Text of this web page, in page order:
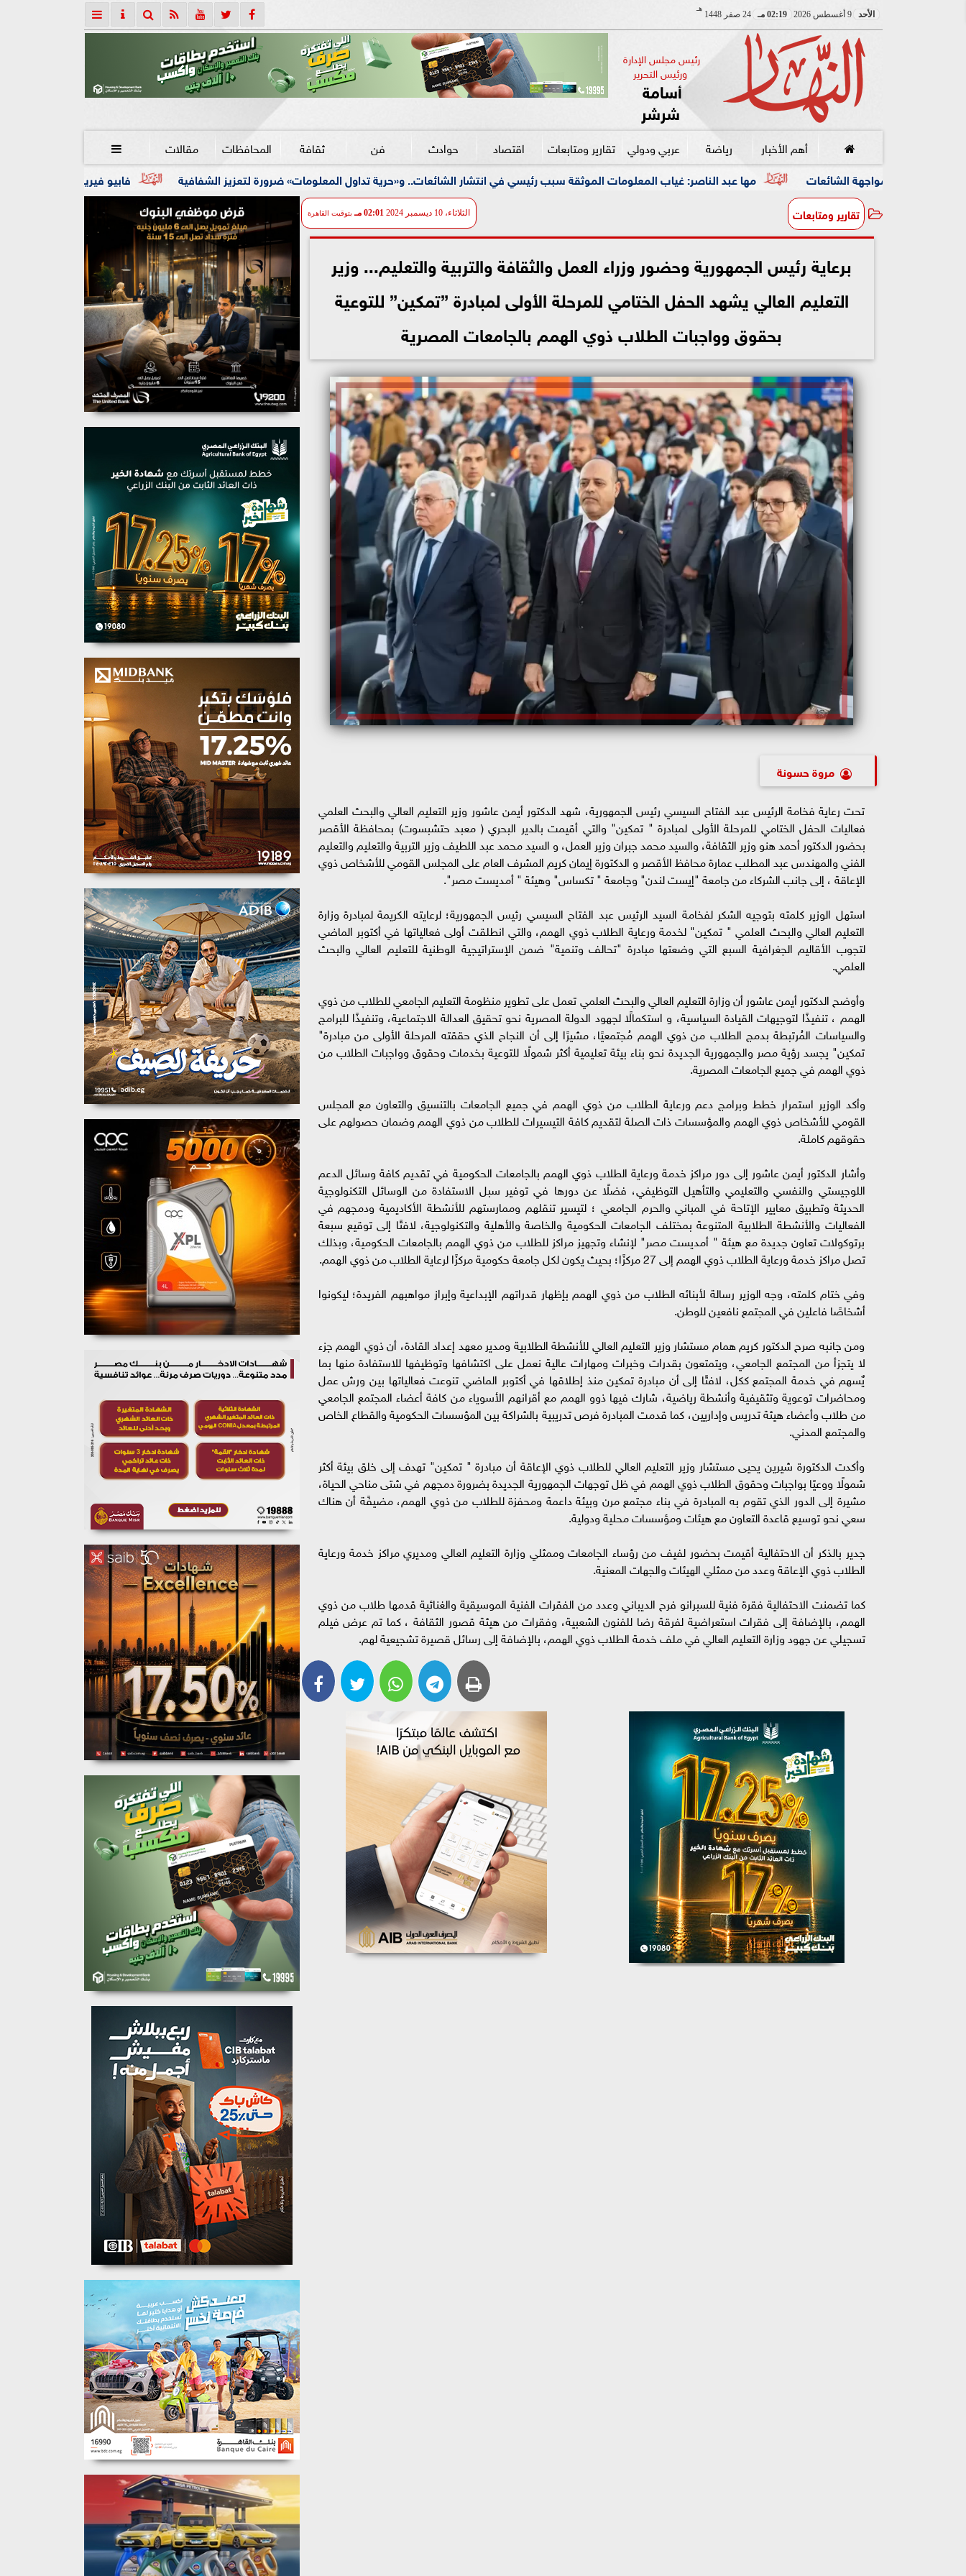
الأحد 9 أغسطس 2026 02:19 مـ 24 صفر 1448
هـ
رئيس مجلس الإدارة
ورئيس التحرير
أسامة
شرشر
أهم الأخبار رياضة عربي ودولي تقارير ومتابعات اقتصاد حوادث فن ثقافة المحافظات مقالات 
فابيو فيريرا.. محلل أداء برتغالي ينضم لجهاز مها عبد الناصر: غياب المعلومات الموثقة سبب رئيسي في انتشار الشائعات.. و«حرية تداول المعلومات» ضرورة لتعزيز الشفافية
تقارير ومتابعات الثلاثاء، 10 ديسمبر 2024 02:01 مـ بتوقيت القاهرة
برعاية رئيس الجمهورية وحضور وزراء العمل والثقافة والتربية والتعليم... وزير
التعليم العالي يشهد الحفل الختامي للمرحلة الأولى لمبادرة ”تمكين” للتوعية
بحقوق وواجبات الطلاب ذوي الهمم بالجامعات المصرية
مروة حسونة
تحت رعاية فخامة الرئيس عبد الفتاح السيسي رئيس الجمهورية، شهد الدكتور أيمن عاشور وزير التعليم العالي والبحث العلمي
فعاليات الحفل الختامي للمرحلة الأولى لمبادرة " تمكين" والتي أقيمت بالدير البحري ( معبد حتشبسوت) بمحافظة الأقصر
بحضور الدكتور أحمد هنو وزير الثقافة، والسيد محمد جبران وزير العمل، و السيد محمد عبد اللطيف وزير التربية والتعليم والتعليم
الفني والمهندس عبد المطلب عمارة محافظ الأقصر و الدكتورة إيمان كريم المشرف العام على المجلس القومي للأشخاص ذوي
الإعاقة ، إلى جانب الشركاء من جامعة "إيست لندن" وجامعة " تكساس" وهيئة " أمديست مصر".
استهل الوزير كلمته بتوجيه الشكر لفخامة السيد الرئيس عبد الفتاح السيسي رئيس الجمهورية؛ لرعايته الكريمة لمبادرة وزارة
التعليم العالي والبحث العلمي " تمكين" لخدمة ورعاية الطلاب ذوي الهمم، والتي انطلقت أولى فعالياتها في أكتوبر الماضي
لتجوب الأقاليم الجغرافية السبع التي وضعتها مبادرة "تحالف وتنمية" ضمن الإستراتيجية الوطنية للتعليم العالي والبحث
العلمي.
وأوضح الدكتور أيمن عاشور أن وزارة التعليم العالي والبحث العلمي تعمل على تطوير منظومة التعليم الجامعي للطلاب من ذوي
الهمم ، تنفيذًا لتوجيهات القيادة السياسية، و استكمالًا لجهود الدولة المصرية نحو تحقيق العدالة الاجتماعية، وتنفيذًا للبرامج
والسياسات المُرتبطة بدمج الطلاب من ذوي الهمم مُجتمعيًا، مشيرًا إلى أن النجاح الذي حققته المرحلة الأولى من مبادرة"
تمكين" يجسد رؤية مصر والجمهورية الجديدة نحو بناء بيئة تعليمية أكثر شمولًا للتوعية بخدمات وحقوق وواجبات الطلاب من
ذوي الهمم في جميع الجامعات المصرية.
وأكد الوزير استمرار خطط وبرامج دعم ورعاية الطلاب من ذوي الهمم في جميع الجامعات بالتنسيق والتعاون مع المجلس
القومي للأشخاص ذوي الهمم والمؤسسات ذات الصلة لتقديم كافة التيسيرات للطلاب من ذوي الهمم وضمان حصولهم على
حقوقهم كاملة.
وأشار الدكتور أيمن عاشور إلى دور مراكز خدمة ورعاية الطلاب ذوي الهمم بالجامعات الحكومية في تقديم كافة وسائل الدعم
اللوجيستي والنفسي والتعليمي والتأهيل التوظيفي، فضلًا عن دورها في توفير سبل الاستفادة من الوسائل التكنولوجية
الحديثة وتطبيق معايير الإتاحة في المباني والحرم الجامعي ؛ لتيسير تنقلهم وممارستهم للأنشطة الأكاديمية ودمجهم في
الفعاليات والأنشطة الطلابية المتنوعة بمختلف الجامعات الحكومية والخاصة والأهلية والتكنولوجية، لافتًا إلى توقيع سبعة
برتوكولات تعاون جديدة مع هيئة " أمديست مصر" لإنشاء وتجهيز مراكز للطلاب من ذوي الهمم بالجامعات الحكومية، وبذلك
تصل مراكز خدمة ورعاية الطلاب ذوي الهمم إلى 27 مركزًا؛ بحيث يكون لكل جامعة حكومية مركزًا لرعاية الطلاب من ذوي الهمم.
وفي ختام كلمته، وجه الوزير رسالة لأبنائه الطلاب من ذوي الهمم بإظهار قدراتهم الإبداعية وإبراز مواهبهم الفريدة؛ ليكونوا
أشخاصًا فاعلين في المجتمع نافعين للوطن.
ومن جانبه صرح الدكتور كريم همام مستشار وزير التعليم العالي للأنشطة الطلابية ومدير معهد إعداد القادة، أن ذوي الهمم جزء
لا يتجزأ من المجتمع الجامعي، ويتمتعون بقدرات وخبرات ومهارات عالية نعمل على اكتشافها وتوظيفها للاستفادة منها بما
يٌسهم في خدمة المجتمع ككل، لافتًا إلى أن مبادرة تمكين منذ إطلاقها في أكتوبر الماضي تنوعت فعالياتها بين ورش عمل
ومحاضرات توعوية وتثقيفية وأنشطة رياضية، شارك فيها ذوو الهمم مع أقرانهم الأسوياء من كافة أعضاء المجتمع الجامعي
من طلاب وأعضاء هيئة تدريس وإداريين، كما قدمت المبادرة فرص تدريبية بالشراكة بين المؤسسات الحكومية والقطاع الخاص
والمجتمع المدني.
وأكدت الدكتورة شيرين يحيى مستشار وزير التعليم العالي للطلاب ذوي الإعاقة أن مبادرة " تمكين" تهدف إلى خلق بيئة أكثر
شمولًا ووعيًا بواجبات وحقوق الطلاب ذوي الهمم في ظل توجهات الجمهورية الجديدة بضرورة دمجهم في شتى مناحي الحياة،
مشيرة إلى الدور الذي تقوم به المبادرة في بناء مجتمع مرن وبيئة داعمة ومحفزة للطلاب من ذوي الهمم، مضيفًة أن هناك
سعي نحو توسيع قاعدة التعاون مع هيئات ومؤسسات محلية ودولية.
جدير بالذكر أن الاحتفالية أقيمت بحضور لفيف من رؤساء الجامعات وممثلي وزارة التعليم العالي ومديري مراكز خدمة ورعاية
الطلاب ذوي الإعاقة وعدد من ممثلي الهيئات والجهات المعنية.
كما تضمنت الاحتفالية فقرة فنية للسبرانو فرح الديباني وعدد من الفقرات الفنية الموسيقية والغنائية قدمها طلاب من ذوي
الهمم، بالإضافة إلى فقرات استعراضية لفرقة رضا للفنون الشعبية، وفقرات من هيئة قصور الثقافة ، كما تم عرض فيلم
تسجيلي عن جهود وزارة التعليم العالي في ملف خدمة الطلاب ذوي الهمم، بالإضافة إلى رسائل قصيرة تشجيعية لهم.